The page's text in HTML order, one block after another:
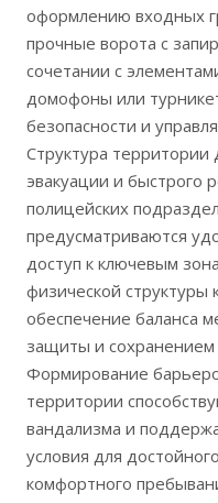
оформлению входных
прочные ворота с
сочетании с
домофоны или
безопасности и
Структура
эвакуации и быстрого
полицейских
предусматриваются
доступ к ключевым
физической
обеспечение баланса
защиты и
Формирование
территории
вандализма и
условия для
комфортного